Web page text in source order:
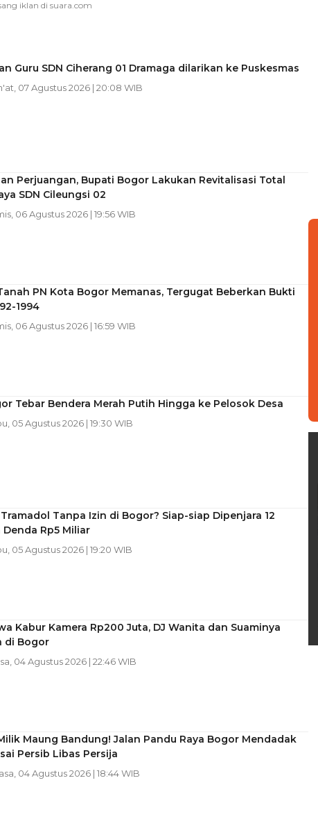
Guru SDN Ciherang 01 Dramaga dilarikan ke Puskesmas
07 Agustus 2026 | 20:08 WIB
Perjuangan, Bupati Bogor Lakukan Revitalisasi Total
SDN Cileungsi 02
06 Agustus 2026 | 19:56 WIB
PN Kota Bogor Memanas, Tergugat Beberkan Bukti
1994
06 Agustus 2026 | 16:59 WIB
Tebar Bendera Merah Putih Hingga ke Pelosok Desa
05 Agustus 2026 | 19:30 WIB
Tanpa Izin di Bogor? Siap-siap Dipenjara 12
Rp5 Miliar
05 Agustus 2026 | 19:20 WIB
Kabur Kamera Rp200 Juta, DJ Wanita dan Suaminya
di Bogor
04 Agustus 2026 | 22:46 WIB
Maung Bandung! Jalan Pandu Raya Bogor Mendadak
Persib Libas Persija
04 Agustus 2026 | 18:44 WIB